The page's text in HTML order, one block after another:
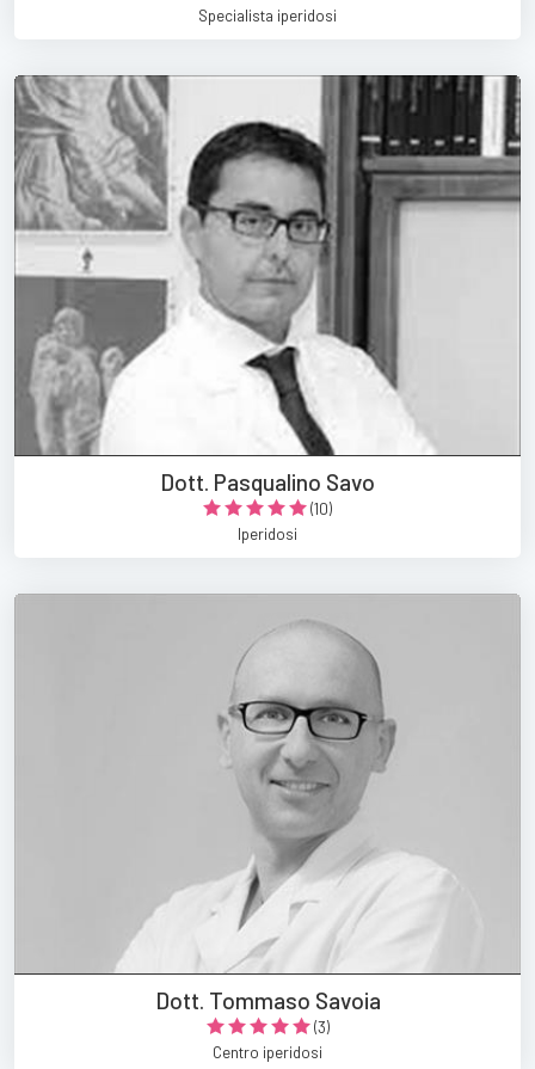
Specialista iperidosi
Dott. Pasqualino Savo
(10)
Iperidosi
Dott. Tommaso Savoia
(3)
Centro iperidosi